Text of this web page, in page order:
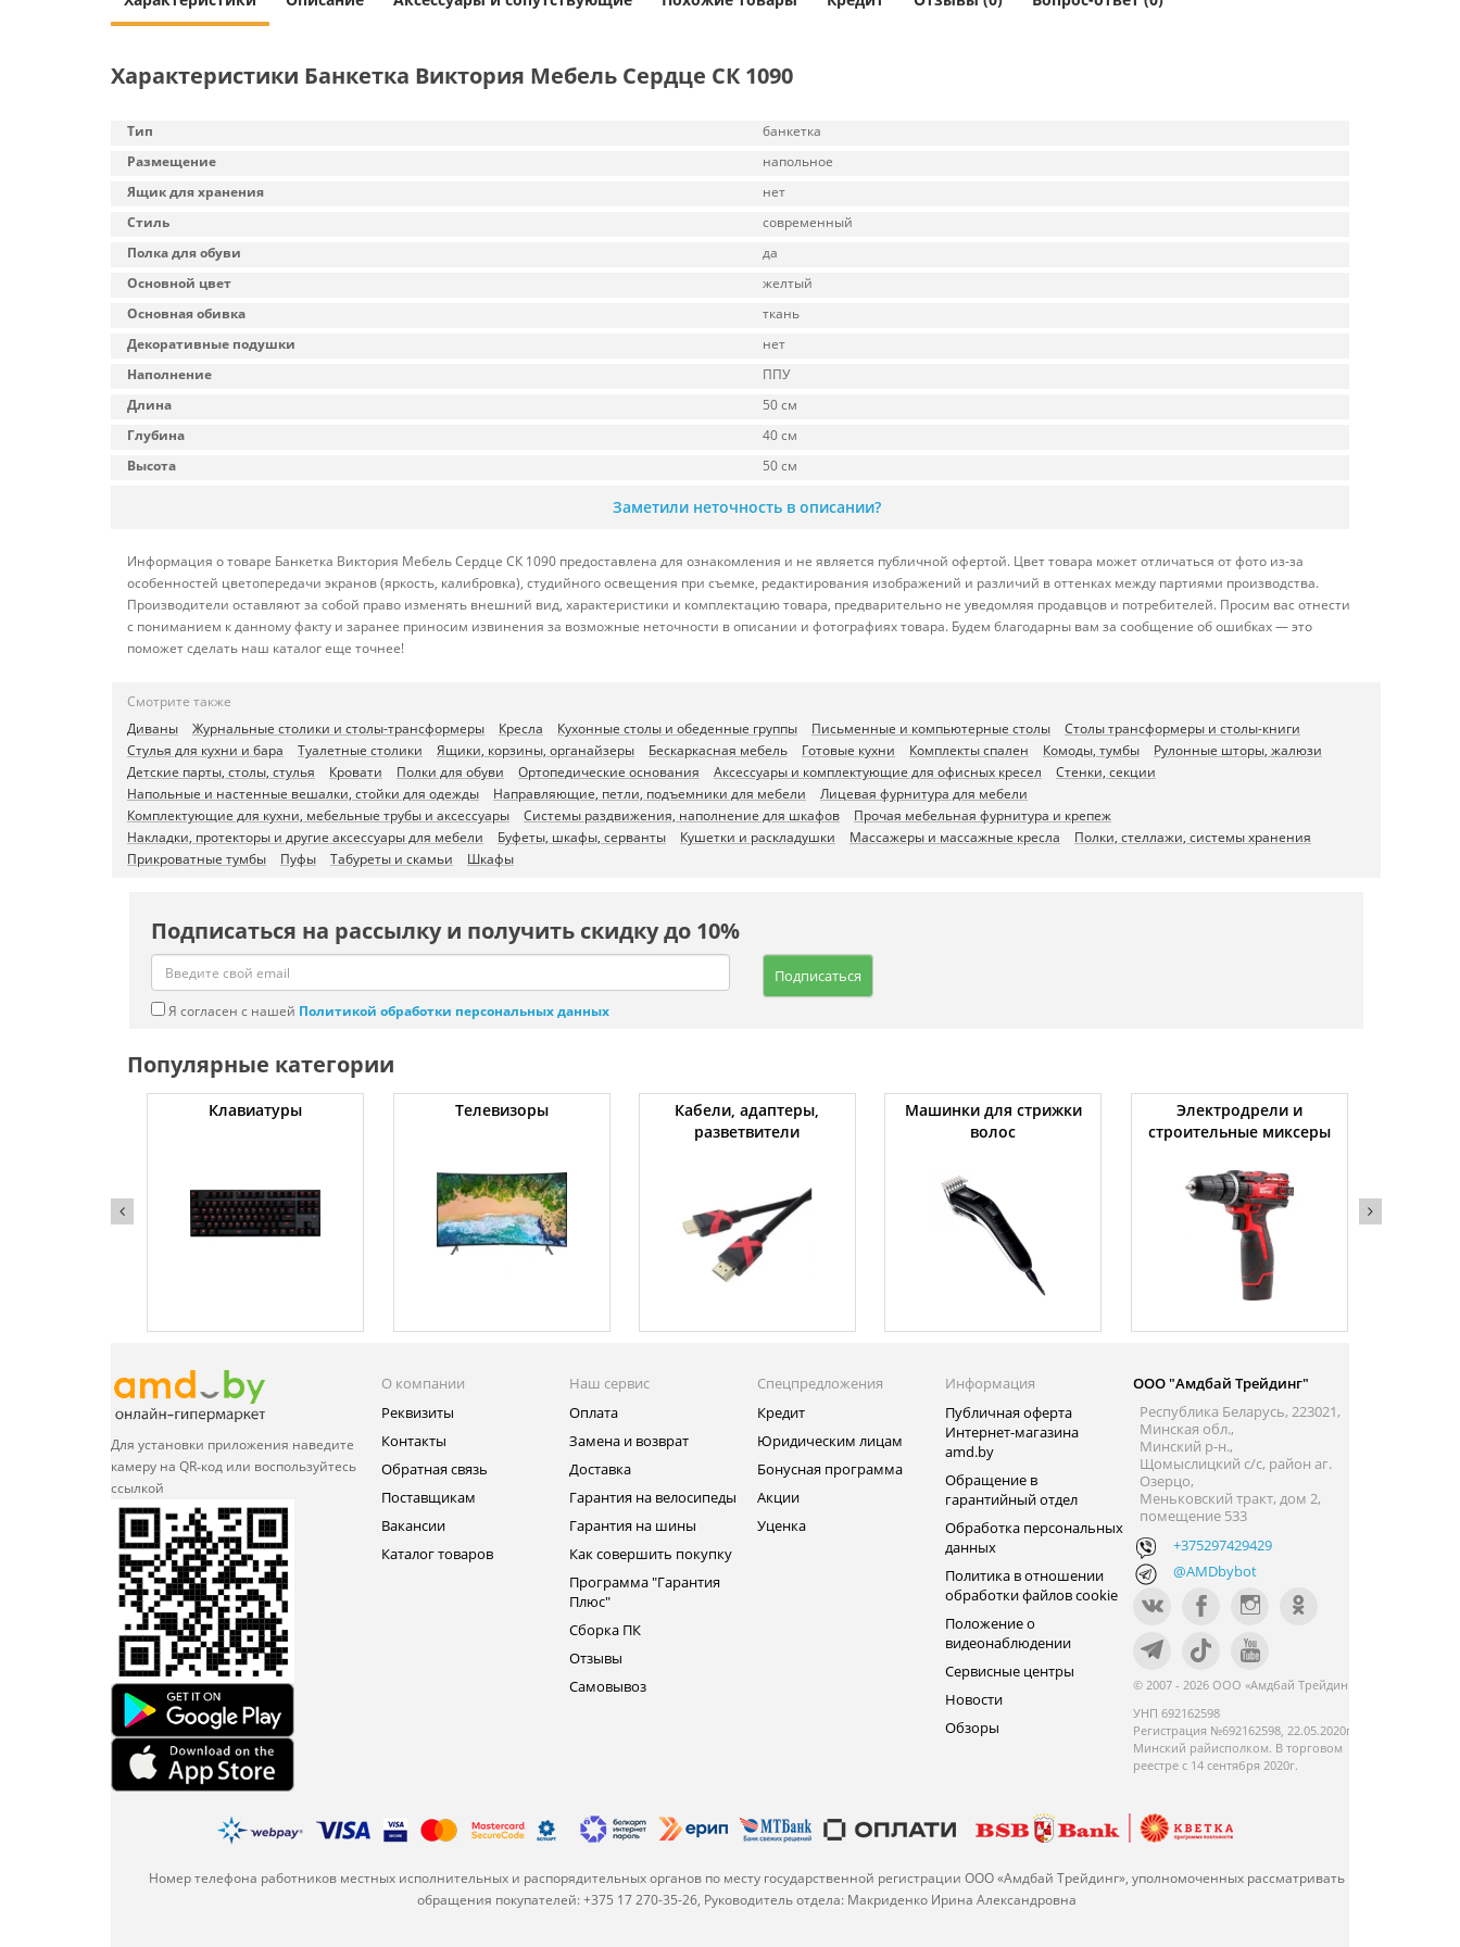
Характеристики Банкетка Виктория Мебель Сердце СК 1090
Тип
банкетка
Размещение
напольное
Ящик для хранения
нет
Стиль
современный
Полка для обуви
да
Основной цвет
желтый
Основная обивка
ткань
Декоративные подушки
нет
Наполнение
ППУ
Длина
50 см
Глубина
40 см
Высота
50 см
Заметили неточность в описании?
Информация о товаре Банкетка Виктория Мебель Сердце СК 1090 предоставлена для ознакомления и не является публичной офертой. Цвет товара может отличаться от фото из-за
особенностей цветопередачи экранов (яркость, калибровка), студийного освещения при съемке, редактирования изображений и различий в оттенках между партиями производства.
Производители оставляют за собой право изменять внешний вид, характеристики и комплектацию товара, предварительно не уведомляя продавцов и потребителей. Просим вас отнестись
с пониманием к данному факту и заранее приносим извинения за возможные неточности в описании и фотографиях товара. Будем благодарны вам за сообщение об ошибках — это
поможет сделать наш каталог еще точнее!
Смотрите также
Диваны
Журнальные столики и столы-трансформеры Кресла Кухонные столы и обеденные группы Письменные и компьютерные столы
Столы трансформеры и столы-книги
Стулья для кухни и бара
Туалетные столики Ящики, корзины, органайзеры Бескаркасная мебель Готовые кухни Комплекты спален Комоды, тумбы
Рулонные шторы, жалюзи
Детские парты, столы, стулья
Кровати Полки для обуви Ортопедические основания Аксессуары и комплектующие для офисных кресел
Стенки, секции
Напольные и настенные вешалки, стойки для одежды
Направляющие, петли, подъемники для мебели
Лицевая фурнитура для мебели
Комплектующие для кухни, мебельные трубы и аксессуары
Системы раздвижения, наполнение для шкафов
Прочая мебельная фурнитура и крепеж
Накладки, протекторы и другие аксессуары для мебели
Буфеты, шкафы, серванты Кушетки и раскладушки Массажеры и массажные кресла
Полки, стеллажи, системы хранения
Прикроватные тумбы
Пуфы Табуреты и скамьи Шкафы
Подписаться на рассылку и получить скидку до 10%
Подписаться
Я согласен с нашей Политикой обработки персональных данных
Популярные категории
Клавиатуры Телевизоры
Кабели, адаптеры,
разветвители
Машинки для стрижки
волос
Электродрели и
строительные миксеры
Для установки приложения наведите
камеру на QR‑код или воспользуйтесь
ссылкой
О компании
Реквизиты
Контакты
Обратная связь
Поставщикам
Вакансии
Каталог товаров
Наш сервис
Оплата
Замена и возврат
Доставка
Гарантия на велосипеды
Гарантия на шины
Как совершить покупку
Программа "Гарантия
Плюс"
Сборка ПК
Отзывы
Самовывоз
Спецпредложения
Кредит
Юридическим лицам
Бонусная программа
Акции
Уценка
Информация
Публичная оферта
Интернет-магазина
amd.by
Обращение в
гарантийный отдел
Обработка персональных
данных
Политика в отношении
обработки файлов cookie
Положение о
видеонаблюдении
Сервисные центры
Новости
Обзоры
ООО "Амдбай Трейдинг"
Республика Беларусь, 223021,
Минская обл.,
Минский р-н.,
Щомыслицкий с/с, район аг.
Озерцо,
Меньковский тракт, дом 2,
помещение 533
+375297429429
@AMDbybot
© 2007 - 2026 ООО «Амдбай Трейдинг»
УНП 692162598
Регистрация №692162598, 22.05.2020г.
Минский райисполком. В торговом
реестре с 14 сентября 2020г.
Номер телефона работников местных исполнительных и распорядительных органов по месту государственной регистрации ООО «Амдбай Трейдинг», уполномоченных рассматривать
обращения покупателей: +375 17 270-35-26, Руководитель отдела: Макриденко Ирина Александровна